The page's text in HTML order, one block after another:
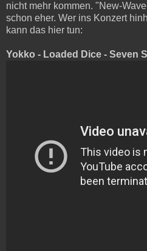
nicht mehr kommen. "New-
schon eher. Wer ins Konzert
kann das hier tun:
Yokko - Loaded Dice - Seven